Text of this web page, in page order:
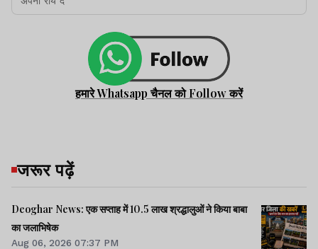
हमारे Whatsapp चैनल को Follow करें
जरूर पढ़ें
Deoghar News: एक सप्ताह में 10.5 लाख श्रद्धालुओं ने किया बाबा
का जलाभिषेक
Aug 06, 2026 07:37 PM